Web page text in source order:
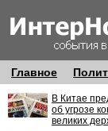
Главное
В Китае
об угрозе
великих